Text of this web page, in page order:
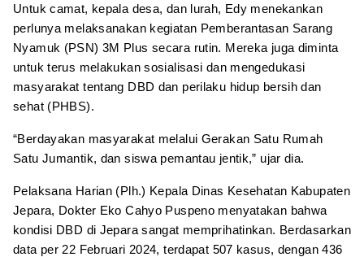
Untuk camat, kepala desa, dan lurah, Edy menekankan
perlunya melaksanakan kegiatan Pemberantasan Sarang
Nyamuk (PSN) 3M Plus secara rutin. Mereka juga diminta
untuk terus melakukan sosialisasi dan mengedukasi
masyarakat tentang DBD dan perilaku hidup bersih dan
sehat (PHBS).
“Berdayakan masyarakat melalui Gerakan Satu Rumah
Satu Jumantik, dan siswa pemantau jentik,” ujar dia.
Pelaksana Harian (Plh.) Kepala Dinas Kesehatan Kabupaten
Jepara, Dokter Eko Cahyo Puspeno menyatakan bahwa
kondisi DBD di Jepara sangat memprihatinkan. Berdasarkan
data per 22 Februari 2024, terdapat 507 kasus, dengan 436